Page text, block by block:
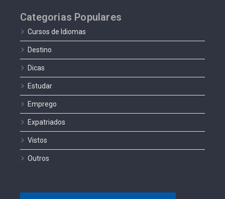
Categorias Populares
Cursos de Idiomas
Destino
Dicas
Estudar
Emprego
Expatriados
Vistos
Outros